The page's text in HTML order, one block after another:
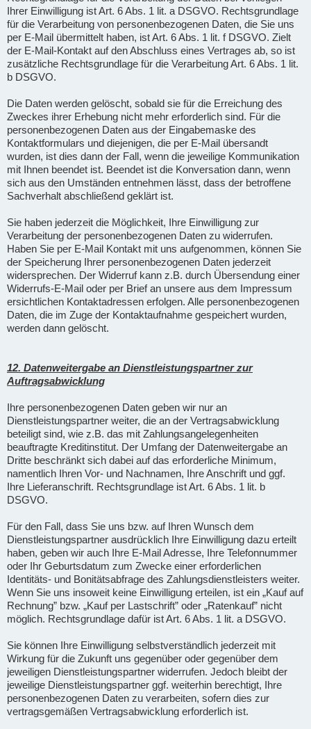
Ihrer Einwilligung ist Art. 6 Abs. 1 lit. a DSGVO. Rechtsgrundlage
für die Verarbeitung von personenbezogenen Daten, die Sie uns
per E-Mail übermittelt haben, ist Art. 6 Abs. 1 lit. f DSGVO. Zielt
der E-Mail-Kontakt auf den Abschluss eines Vertrages ab, so ist
zusätzliche Rechtsgrundlage für die Verarbeitung Art. 6 Abs. 1 lit.
b DSGVO.
Die Daten werden gelöscht, sobald sie für die Erreichung des
Zweckes ihrer Erhebung nicht mehr erforderlich sind. Für die
personenbezogenen Daten aus der Eingabemaske des
Kontaktformulars und diejenigen, die per E-Mail übersandt
wurden, ist dies dann der Fall, wenn die jeweilige Kommunikation
mit Ihnen beendet ist. Beendet ist die Konversation dann, wenn
sich aus den Umständen entnehmen lässt, dass der betroffene
Sachverhalt abschließend geklärt ist.
Sie haben jederzeit die Möglichkeit, Ihre Einwilligung zur
Verarbeitung der personenbezogenen Daten zu widerrufen.
Haben Sie per E-Mail Kontakt mit uns aufgenommen, können Sie
der Speicherung Ihrer personenbezogenen Daten jederzeit
widersprechen. Der Widerruf kann z.B. durch Übersendung einer
Widerrufs-E-Mail oder per Brief an unsere aus dem Impressum
ersichtlichen Kontaktadressen erfolgen. Alle personenbezogenen
Daten, die im Zuge der Kontaktaufnahme gespeichert wurden,
werden dann gelöscht.
12. Datenweitergabe an Dienstleistungspartner zur
Auftragsabwicklung
Ihre personenbezogenen Daten geben wir nur an
Dienstleistungspartner weiter, die an der Vertragsabwicklung
beteiligt sind, wie z.B. das mit Zahlungsangelegenheiten
beauftragte Kreditinstitut. Der Umfang der Datenweitergabe an
Dritte beschränkt sich dabei auf das erforderliche Minimum,
namentlich Ihren Vor- und Nachnamen, Ihre Anschrift und ggf.
Ihre Lieferanschrift. Rechtsgrundlage ist Art. 6 Abs. 1 lit. b
DSGVO.
Für den Fall, dass Sie uns bzw. auf Ihren Wunsch dem
Dienstleistungspartner ausdrücklich Ihre Einwilligung dazu erteilt
haben, geben wir auch Ihre E-Mail Adresse, Ihre Telefonnummer
oder Ihr Geburtsdatum zum Zwecke einer erforderlichen
Identitäts- und Bonitätsabfrage des Zahlungsdienstleisters weiter.
Wenn Sie uns insoweit keine Einwilligung erteilen, ist ein „Kauf auf
Rechnung” bzw. „Kauf per Lastschrift” oder „Ratenkauf” nicht
möglich. Rechtsgrundlage dafür ist Art. 6 Abs. 1 lit. a DSGVO.
Sie können Ihre Einwilligung selbstverständlich jederzeit mit
Wirkung für die Zukunft uns gegenüber oder gegenüber dem
jeweiligen Dienstleistungspartner widerrufen. Jedoch bleibt der
jeweilige Dienstleistungspartner ggf. weiterhin berechtigt, Ihre
personenbezogenen Daten zu verarbeiten, sofern dies zur
vertragsgemäßen Vertragsabwicklung erforderlich ist.